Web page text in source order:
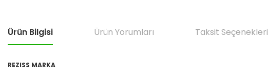
Ürün Bilgisi Ürün Yorumları Taksit Seçenekleri
REZISS MARKA